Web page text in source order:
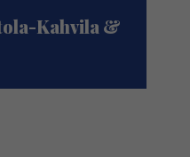
Kahvila &